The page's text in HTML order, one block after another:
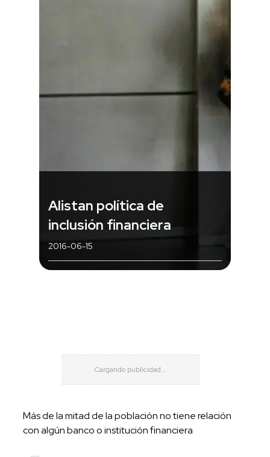
Alistan política de
inclusión financiera
2016-06-15
Más de la mitad de la población no tiene relación
con algún banco o institución financiera